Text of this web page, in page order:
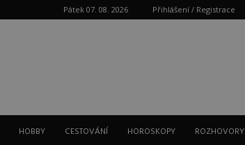
Pátek 07. 08. 2026 Přihlášení / Registrace
HOBBY CESTOVÁNÍ HOROSKOPY ROZHOVORY